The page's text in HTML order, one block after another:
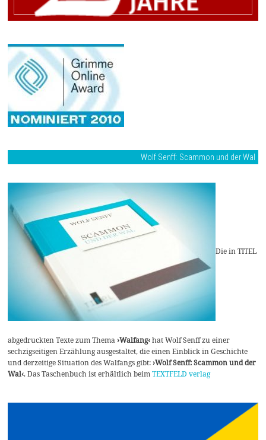
Wolf Senff: Scammon und der Wal
Die in TITEL
abgedruckten Texte zum Thema›Walfang‹hat Wolf Senff zu einer
sechzigseitigen Erzählung ausgestaltet, die einen Einblick in Geschichte
und derzeitige Situation des Walfangs gibt:›Wolf Senff: Scammon und der
Wal‹. Das Taschenbuch ist erhältlich beimTEXTFELD verlag